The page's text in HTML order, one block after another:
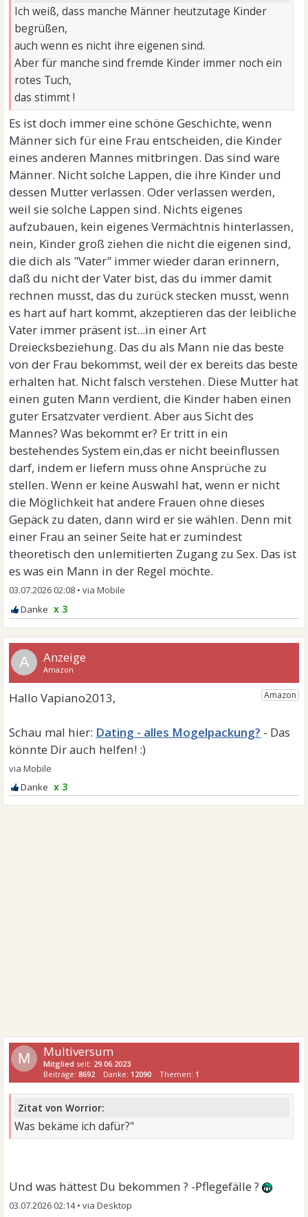
Ich weiß, dass manche Männer heutzutage Kinder
begrüßen,
auch wenn es nicht ihre eigenen sind.
Aber für manche sind fremde Kinder immer noch ein
rotes Tuch,
das stimmt !
Es ist doch immer eine schöne Geschichte, wenn
Männer sich für eine Frau entscheiden, die Kinder
eines anderen Mannes mitbringen. Das sind ware
Männer. Nicht solche Lappen, die ihre Kinder und
dessen Mutter verlassen. Oder verlassen werden,
weil sie solche Lappen sind. Nichts eigenes
aufzubauen, kein eigenes Vermächtnis hinterlassen,
nein, Kinder groß ziehen die nicht die eigenen sind,
die dich als "Vater" immer wieder daran erinnern,
daß du nicht der Vater bist, das du immer damit
rechnen musst, das du zurück stecken musst, wenn
es hart auf hart kommt, akzeptieren das der leibliche
Vater immer präsent ist...in einer Art
Dreiecksbeziehung. Das du als Mann nie das beste
von der Frau bekommst, weil der ex bereits das beste
erhalten hat. Nicht falsch verstehen. Diese Mutter hat
einen guten Mann verdient, die Kinder haben einen
guter Ersatzvater verdient. Aber aus Sicht des
Mannes? Was bekommt er? Er tritt in ein
bestehendes System ein,das er nicht beeinflussen
darf, indem er liefern muss ohne Ansprüche zu
stellen. Wenn er keine Auswahl hat, wenn er nicht
die Möglichkeit hat andere Frauen ohne dieses
Gepäck zu daten, dann wird er sie wählen. Denn mit
einer Frau an seiner Seite hat er zumindest
theoretisch den unlemitierten Zugang zu Sex. Das ist
es was ein Mann in der Regel möchte.
03.07.2026 02:08 •
x 3
A
Dating - alles Mogelpackung?
x 3
M Multiversum
Mitglied seit: 29.06.2023
Beiträge:8692 Danke: 12090 Themen: 1
Zitat von Worrior:
Was bekäme ich dafür?"
Und was hättest Du bekommen ? -Pflegefälle ?
03.07.2026 02:14•